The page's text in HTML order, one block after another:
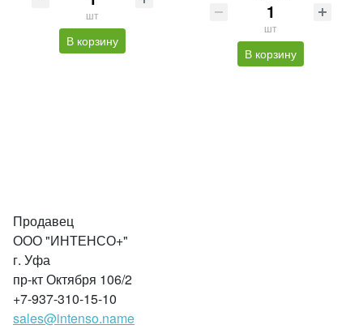
шт
В корзину
шт
В корзину
Продавец
ООО "ИНТЕНСО+"
г. Уфа
пр-кт Октября 106/2
+7-937-310-15-10
sales@intenso.name